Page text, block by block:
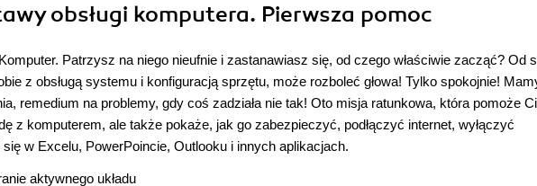
obsługi komputera. Pierwsza pomoc
Patrzysz na niego nieufnie i zastanawiasz się, od czego właściwie zacząć? Od
z obsługą systemu i konfiguracją sprzętu, może rozboleć głowa! Tylko spokojnie!
remedium na problemy, gdy coś zadziała nie tak! Oto misja ratunkowa, która pomoże
z komputerem, ale także pokaże, jak go zabezpieczyć, podłączyć internet, wyłączyć
w Excelu, PowerPoincie, Outlooku i innych aplikacjach.
aktywnego układu